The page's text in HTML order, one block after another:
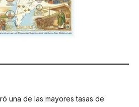
una de las mayores tasas de